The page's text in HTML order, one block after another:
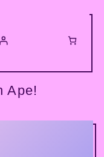
Ape!